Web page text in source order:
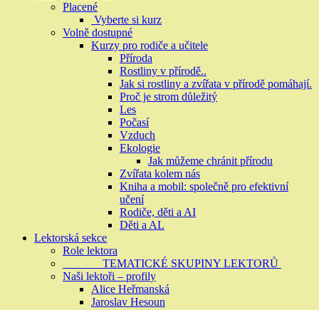
Placené
Vyberte si kurz
Volně dostupné
Kurzy pro rodiče a učitele
Příroda
Rostliny v přírodě..
Jak si rostliny a zvířata v přírodě pomáhají.
Proč je strom důležitý
Les
Počasí
Vzduch
Ekologie
Jak můžeme chránit přírodu
Zvířata kolem nás
Kniha a mobil: společně pro efektivní
učení
Rodiče, děti a AI
Děti a AL
Lektorská sekce
Role lektora
TEMATICKÉ SKUPINY LEKTORŮ
Naši lektoři – profily
Alice Heřmanská
Jaroslav Hesoun